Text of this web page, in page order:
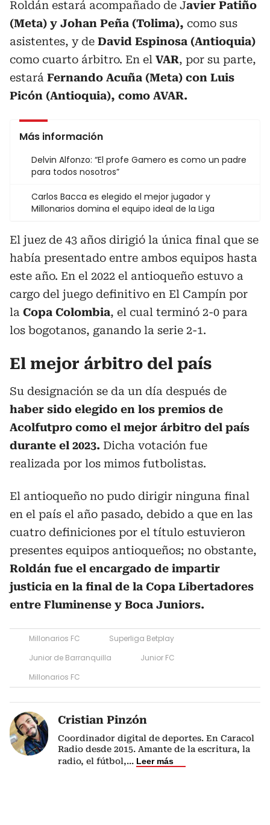
Roldán estará acompañado de Javier Patiño
(Meta) y Johan Peña (Tolima), como sus
asistentes, y de David Espinosa (Antioquia)
como cuarto árbitro. En el VAR, por su parte,
estará Fernando Acuña (Meta) con Luis
Picón (Antioquia), como AVAR.
Más información
Delvin Alfonzo: “El profe Gamero es como un padre
para todos nosotros”
Carlos Bacca es elegido el mejor jugador y
Millonarios domina el equipo ideal de la Liga
El juez de 43 años dirigió la única final que se
había presentado entre ambos equipos hasta
este año. En el 2022 el antioqueño estuvo a
cargo del juego definitivo en El Campín por
la Copa Colombia, el cual terminó 2-0 para
los bogotanos, ganando la serie 2-1.
El mejor árbitro del país
Su designación se da un día después de
haber sido elegido en los premios de
Acolfutpro como el mejor árbitro del país
durante el 2023. Dicha votación fue
realizada por los mimos futbolistas.
El antioqueño no pudo dirigir ninguna final
en el país el año pasado, debido a que en las
cuatro definiciones por el título estuvieron
presentes equipos antioqueños; no obstante,
Roldán fue el encargado de impartir
justicia en la final de la Copa Libertadores
entre Fluminense y Boca Juniors.
Millonarios FC
Superliga Betplay
Junior de Barranquilla
Junior FC
Millonarios FC
Cristian Pinzón
Coordinador digital de deportes. En Caracol
Radio desde 2015. Amante de la escritura, la
radio, el fútbol,... Leer más